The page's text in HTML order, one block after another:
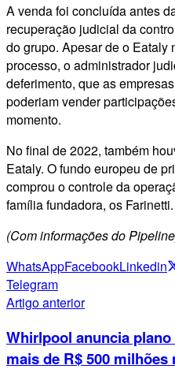
A venda foi concluída antes
recuperação judicial da
do grupo. Apesar de o Eataly
processo, o administrador
deferimento, que as
poderiam vender
momento.
No final de 2022, também
Eataly. O fundo europeu de
comprou o controle da
família fundadora, os Farinetti.
(Com informações do
WhatsAppFacebookLinkedin
Telegram
Artigo anterior
Whirlpool anuncia
mais de R$ 500 milhões